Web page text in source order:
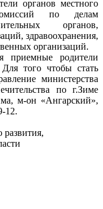
органов местного
по делам
органов,
здравоохранения,
организаций.
приемные родители
того чтобы стать
министерства
по г.Зиме
м-он «Ангарский»,
12.
развития,